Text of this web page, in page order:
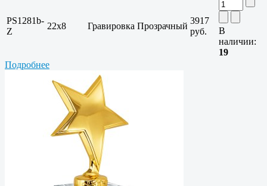
PS1281b-
Z
22х8 Гравировка Прозрачный
3917
руб.
В
наличии:
19
Подробнее